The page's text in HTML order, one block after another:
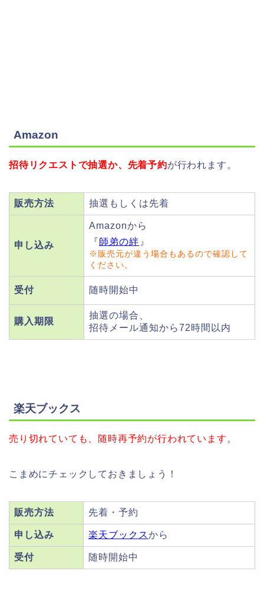
Amazon
招待リクエストで抽選か、先着予約が行われます。
販売方法 抽選もしくは先着
申し込み
Amazonから
『師弟の絆 』
※販売元が違う場合もあるので確認して
ください。
受付 随時開始中
購入期限
抽選の場合、
招待メール通知から72時間以内
楽天ブックス
売り切れていても、随時再予約が行われています。
こまめにチェックしておきましょう！
販売方法 先着・予約
申し込み 楽天ブックスから
受付 随時開始中